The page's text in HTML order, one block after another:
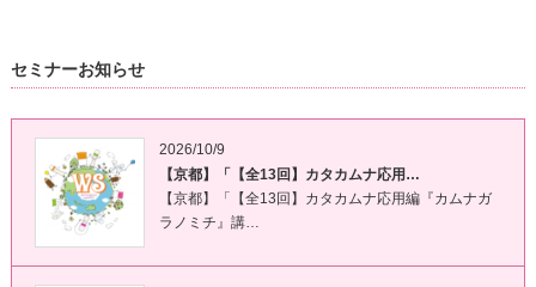
セミナーお知らせ
2026/10/9
【京都】「【全13回】カタカムナ応用…
【京都】「【全13回】カタカムナ応用編『カムナガ
ラノミチ』講…